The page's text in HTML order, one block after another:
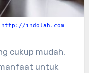
http://indolah.com
cukup mudah,
untuk